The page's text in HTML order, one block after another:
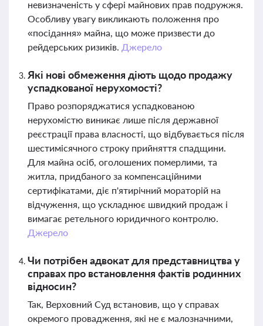
невизначеність у сфері майнових прав подружжя.
Особливу увагу викликають положення про
«посідання» майна, що може призвести до
рейдерських ризиків. Джерело
Які нові обмеження діють щодо продажу
успадкованої нерухомості?
Право розпоряджатися успадкованою
нерухомістю виникає лише після державної
реєстрації права власності, що відбувається після
шестимісячного строку прийняття спадщини.
Для майна осіб, оголошених померлими, та
житла, придбаного за компенсаційними
сертифікатами, діє п'ятирічний мораторій на
відчуження, що ускладнює швидкий продаж і
вимагає ретельного юридичного контролю.
Джерело
Чи потрібен адвокат для представництва у
справах про встановлення фактів родинних
відносин?
Так, Верховний Суд встановив, що у справах
окремого провадження, які не є малозначними,